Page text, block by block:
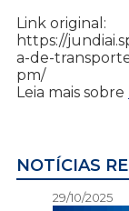
Link original:
https://
a-de-
pm/
Leia mais sobre
NOTÍCIAS
29/10/2025